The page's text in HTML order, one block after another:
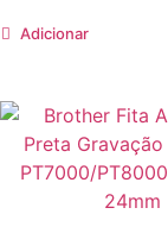
Adicionar